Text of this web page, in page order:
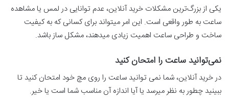
یکی از بزرگ‌ترین مشکلات خرید آنلاین، عدم توانایی در لمس یا مشاهده
ساعت به طور واقعی است. این امر میتواند برای کسانی که به کیفیت
ساخت و طراحی ساعت اهمیت زیادی میدهند، مشکل ساز باشد.
نمی‌توانید ساعت را امتحان کنید
در خرید آنلاین، شما نمی توانید ساعت را روی مچ خود امتحان کنید تا
ببینید چطور به نظر میرسد یا آیا اندازه آن مناسب شما است یا خیر.